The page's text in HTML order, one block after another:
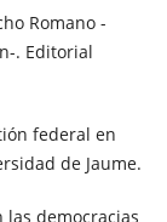
Romano -
. Editorial
federal en
de Jaume.
las democracias